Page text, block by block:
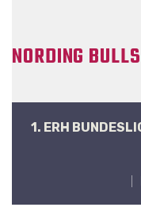
NORDING
1. ERH